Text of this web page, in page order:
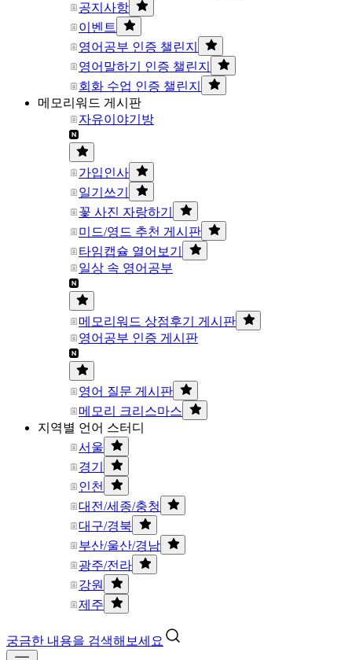
공지사항
이벤트
영어공부 인증 챌린지
영어말하기 인증 챌린지
회화 수업 인증 챌린지
메모리워드 게시판
자유이야기방
가입인사
일기쓰기
꽃 사진 자랑하기
미드/영드 추천 게시판
타임캡슐 열어보기
일상 속 영어공부
메모리워드 상점후기 게시판
영어공부 인증 게시판
영어 질문 게시판
메모리 크리스마스
지역별 언어 스터디
서울
경기
인천
대전/세종/충청
대구/경북
부산/울산/경남
광주/전라
강원
제주
궁금한 내용을 검색해보세요